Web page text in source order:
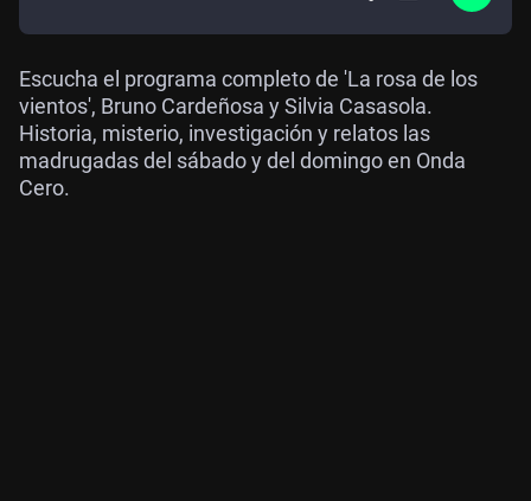
Escucha el programa completo de 'La rosa de los
vientos', Bruno Cardeñosa y Silvia Casasola.
Historia, misterio, investigación y relatos las
madrugadas del sábado y del domingo en Onda
Cero.